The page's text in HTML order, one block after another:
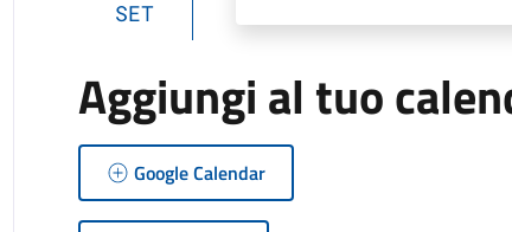
SET
Aggiungi al tuo
Google Calendar